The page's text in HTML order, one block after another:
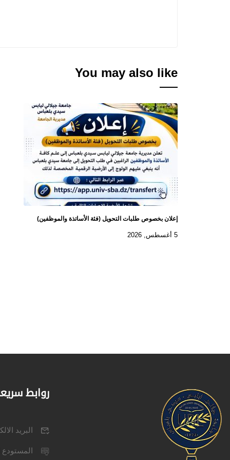
You may also like
إعلان بخصوص طلبات التحويل (فئة الأساتذة والموظفين)
5 أغسطس, 2026
روابط
البريد